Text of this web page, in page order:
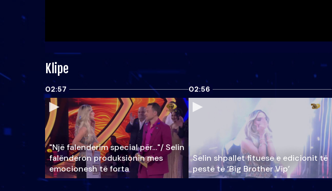
Klipe
02:57
"Një falenderim special për…"/ Selin
falënderon produksionin mes
emocionesh të forta
02:56
Selin shpallet fituese e edicionit të
pestë të ‘Big Brother Vip’